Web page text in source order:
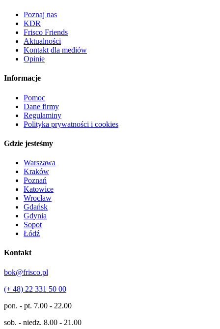
Poznaj nas
KDR
Frisco Friends
Aktualności
Kontakt dla mediów
Opinie
Informacje
Pomoc
Dane firmy
Regulaminy
Polityka prywatności i cookies
Gdzie jesteśmy
Warszawa
Kraków
Poznań
Katowice
Wrocław
Gdańsk
Gdynia
Sopot
Łódź
Kontakt
bok@frisco.pl
(+ 48) 22 331 50 00
pon. - pt. 7.00 - 22.00
sob. - niedz. 8.00 - 21.00